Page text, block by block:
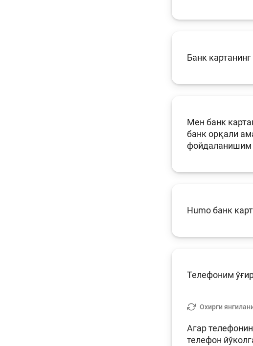
Банк
Мен банк
банк орқали
фойдаланишим
Humo банк
Телефоним
Охирги
Агар
телефон